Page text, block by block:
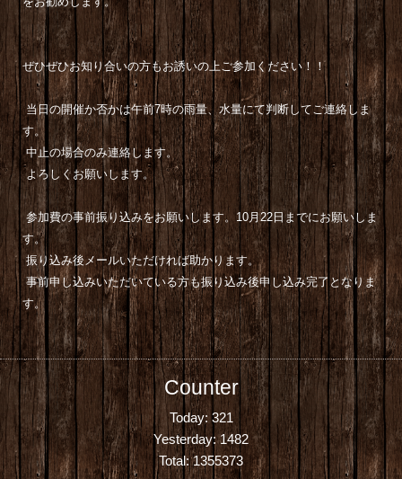
ぜひぜひお知り合いの方もお誘いの上ご参加ください！！
当日の開催か否かは午前7時の雨量、水量にて判断してご連絡しま
す。
中止の場合のみ連絡します。
よろしくお願いします。
参加費の事前振り込みをお願いします。10月22日までにお願いしま
す。
振り込み後メールいただければ助かります。
事前申し込みいただいている方も振り込み後申し込み完了となりま
す。
Counter
Today: 321
Yesterday:1482
Total:1355373